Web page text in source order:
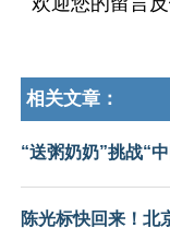
相关文章：
“送粥奶奶”挑战“
陈光标快回来！北